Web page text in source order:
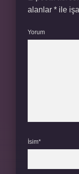
alanlar * ile
Yorum
İsim*